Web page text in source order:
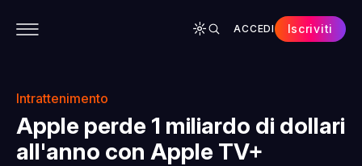
ACCEDI Iscriviti
Intrattenimento
Apple perde 1 miliardo di dollari
all'anno con Apple TV+